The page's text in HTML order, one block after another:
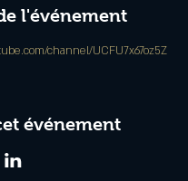
l'événement
channel/UCFU7x67oz5Z
événement